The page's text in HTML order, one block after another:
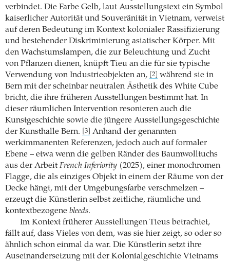
verbindet. Die Farbe Gelb, laut Ausstellungstext ein Symbol
kaiserlicher Autorität und Souveränität in Vietnam, verweist
auf deren Bedeutung im Kontext kolonialer Rassifizierung
und bestehender Diskriminierung asiatischer Körper. Mit
den Wachstumslampen, die zur Beleuchtung und Zucht
von Pflanzen dienen, knüpft Tieu an die für sie typische
Verwendung von Industrieobjekten an,
[2]
während sie in
Bern mit der scheinbar neutralen Ästhetik des White Cube
bricht, die ihre früheren Ausstellungen bestimmt hat. In
dieser räumlichen Intervention resonieren auch die
Kunstgeschichte sowie die jüngere Ausstellungsgeschichte
der Kunsthalle Bern.
[3]
Anhand der genannten
werkimmanenten Referenzen, jedoch auch auf formaler
Ebene – etwa wenn die gelben Ränder des Baumwolltuchs
aus der Arbeit French Inferiority (2025), einer monochromen
Flagge, die als einziges Objekt in einem der Räume von der
Decke hängt, mit der Umgebungsfarbe verschmelzen –
erzeugt die Künstlerin selbst zeitliche, räumliche und
kontextbezogene bleeds.
Im Kontext früherer Ausstellungen Tieus betrachtet,
fällt auf, dass Vieles von dem, was sie hier zeigt, so oder so
ähnlich schon einmal da war. Die Künstlerin setzt ihre
Auseinandersetzung mit der Kolonialgeschichte Vietnams